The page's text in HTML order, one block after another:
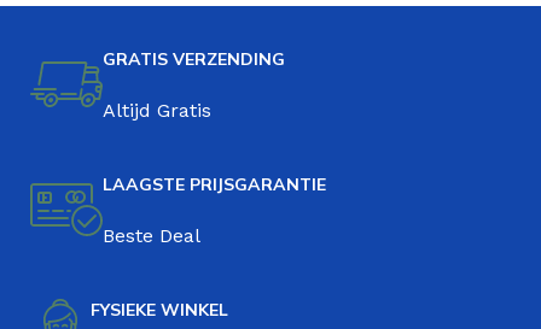
GRATIS VERZENDING
Altijd Gratis
LAAGSTE PRIJSGARANTIE
Beste Deal
FYSIEKE WINKEL